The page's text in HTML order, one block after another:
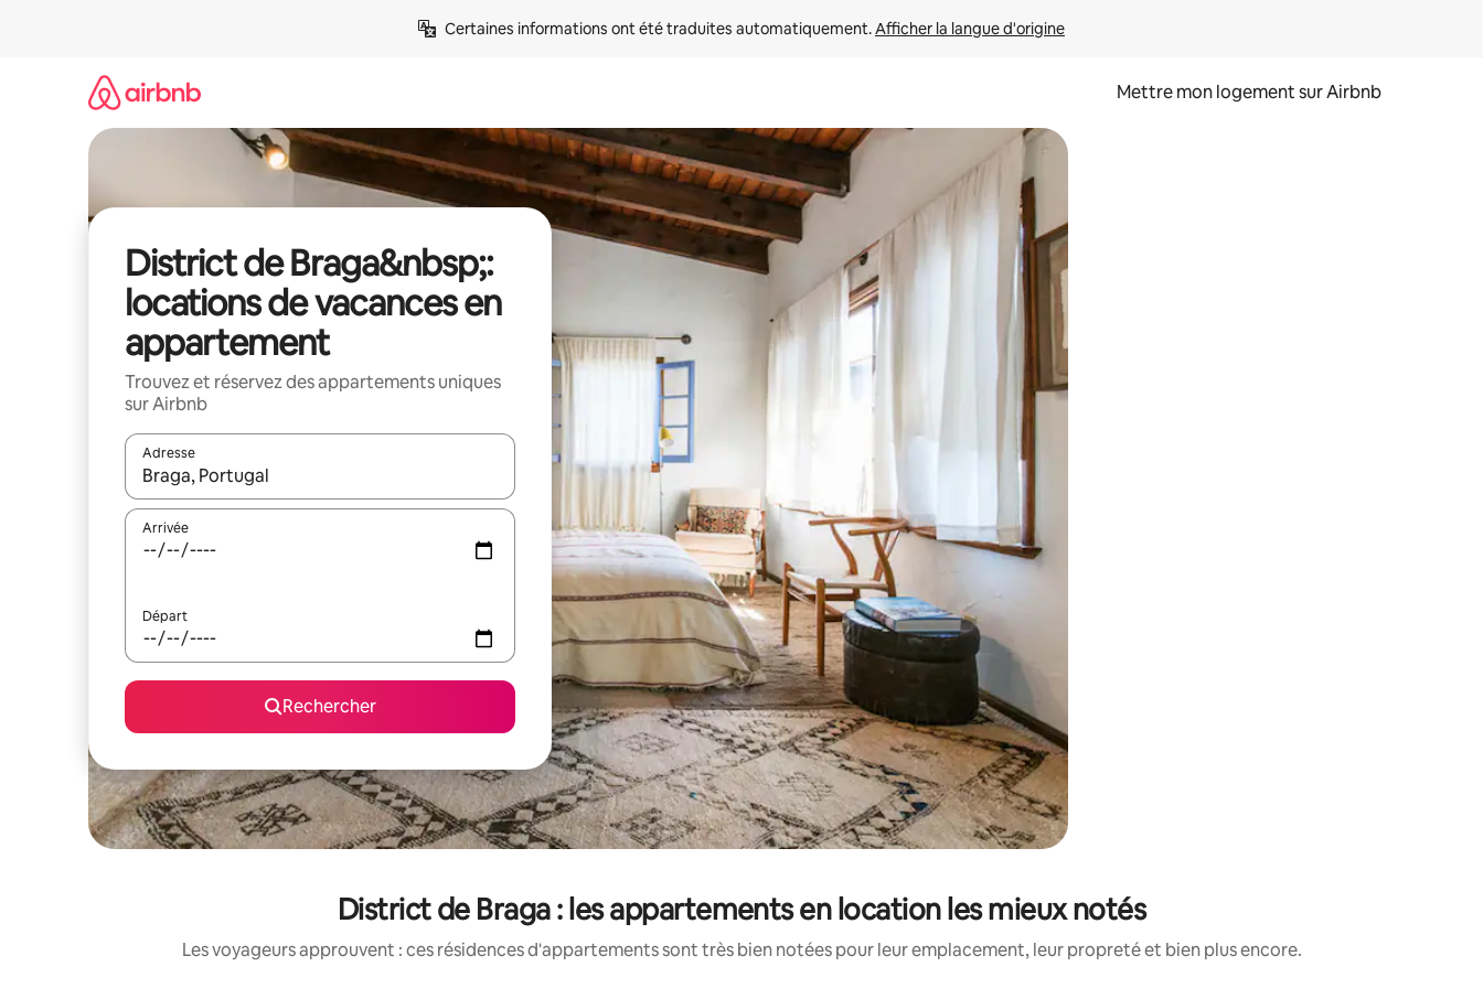
Certaines informations ont été traduites automatiquement. Afficher la langue d'origine
Mettre mon logement sur Airbnb
District de Braga&nbsp;:
locations de vacances en
appartement
Trouvez et réservez des appartements uniques
sur Airbnb
Adresse
Lorsque les résultats s'affichent, utilisez les flèches vers le haut et vers le bas pour les parcourir ou en appuyant et en faisant glisser.
Arrivée
Départ
Rechercher
District de Braga : les appartements en location les mieux notés
Les voyageurs approuvent : ces résidences d'appartements sont très bien notées pour leur emplacement, leur propreté et bien plus encore.